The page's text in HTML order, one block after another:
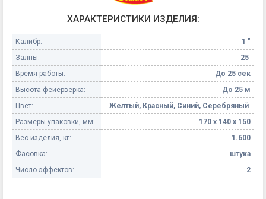
ХАРАКТЕРИСТИКИ ИЗДЕЛИЯ:
Калибр:
1 "
Залпы:
25
Время работы:
До 25 сек
Высота фейерверка:
До 25 м
Цвет:
Желтый, Красный, Синий, Серебряный
Размеры упаковки, мм:
170 х 140 х 150
Вес изделия, кг:
1.600
Фасовка:
штука
Число эффектов:
2